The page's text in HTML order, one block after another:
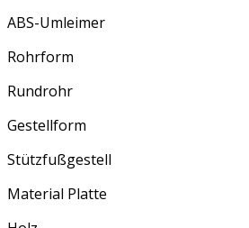
ABS-Umleimer
Rohrform
Rundrohr
Gestellform
Stützfußgestell
Material Platte